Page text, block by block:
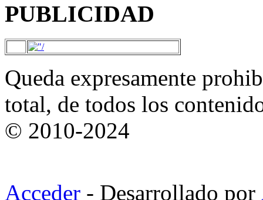
PUBLICIDAD
Queda expresamente
total, de todos los
© 2010-2024
Acceder - Desarrollado por